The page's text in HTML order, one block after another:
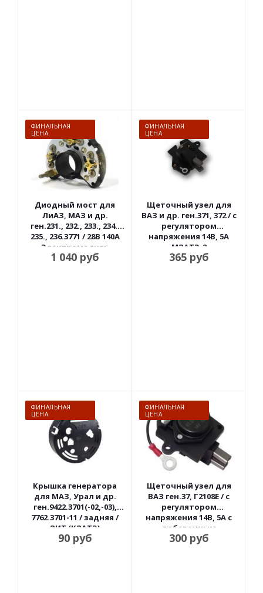
ФИНАЛЬНАЯ
ЦЕНА
Диодный мост для
ЛиАЗ, МАЗ и др.
ген.231., 232., 233., 234.,
235., 236.3771 / 28В 140А
Электромодуль
1 040 руб
ФИНАЛЬНАЯ
ЦЕНА
Щеточный узел для
ВАЗ и др. ген.371, 372 / с
регулятором
напряжения 14В, 5А
МЗАТЭ-2
365руб
ФИНАЛЬНАЯ
ЦЕНА
Крышка генератора
для МАЗ, Урал и др.
ген.9422.3701(-02,-03),
7762.3701-11 / задняя /
ЗИТ (КЗАТЭ)
90руб
ФИНАЛЬНАЯ
ЦЕНА
Щеточный узел для
ВАЗ ген.37, Г2108Е / с
регулятором
напряжения 14В, 5А с
добавочным
контактом Энергомаш
300руб